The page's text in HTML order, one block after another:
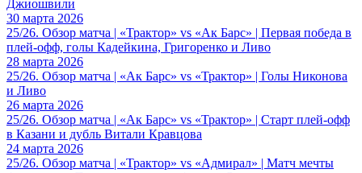
Джиошвили
30 марта 2026
25/26. Обзор матча | «Трактор» vs «Ак Барс» | Первая победа в
плей-офф, голы Кадейкина, Григоренко и Ливо
28 марта 2026
25/26. Обзор матча | «Ак Барс» vs «Трактор» | Голы Никонова
и Ливо
26 марта 2026
25/26. Обзор матча | «Ак Барс» vs «Трактор» | Старт плей-офф
в Казани и дубль Витали Кравцова
24 марта 2026
25/26. Обзор матча | «Трактор» vs «Адмирал» | Матч мечты